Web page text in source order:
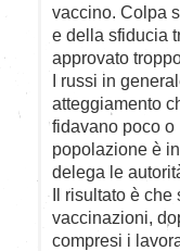
vaccino. Colpa
e della sfiducia
approvato
I russi in
atteggiamento
fidavano poco o
popolazione è
delega le
Il risultato è che
vaccinazioni,
compresi i